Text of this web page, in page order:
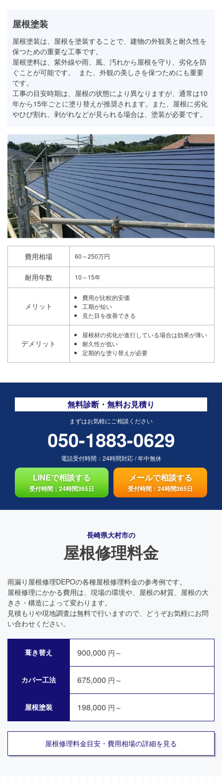
屋根塗装
屋根塗装は、屋根を塗装することで、建物の外観美と耐久性を
保つための重要な工事です。
屋根塗料は、紫外線や雨、風、汚れから屋根を守り、劣化を防
ぐことが可能です。 また、外観の美しさを保つためにも重要
です。
工事の目安時期は、屋根の状態により異なりますが、通常は10
年から15年ごとに塗り替えが推奨されます。また、屋根に劣化
やひび割れ、剥がれなどが見られる場合は、塗装が必要です。
費用相場 60～250万円
耐用年数 10～15年
メリット
費用が比較的安価
工期が短い
見た目を改善できる
デメリット
屋根材の劣化が進行している場合は効果が薄い
耐久性が低い
定期的な塗り替えが必要
無料診断・無料お見積り
まずはお気軽にご相談ください
050-1883-0629
電話受付時間： 24時間対応/年中無休
LINEで相談する
受付時間：24時間365日
メールで相談する
受付時間：24時間365日
長崎県大村市の
屋根修理料金
雨漏り屋根修理DEPOの各種屋根修理料金の参考例です。
屋根修理にかかる費用は、現場の環境や、屋根の材質、屋根の大
きさ・構造によって変わります。
見積もりや現地調査は無料で行いますので、どうぞお気軽にお問
い合わせください。
葺き替え 900,000 円～
カバー工法 675,000 円～
屋根塗装 198,000 円～
屋根修理料金目安・費用相場の詳細を見る